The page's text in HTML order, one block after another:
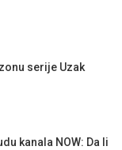
serije Uzak
kanala NOW: Da li